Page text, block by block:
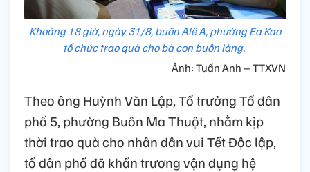
Khoảng 18 giờ, ngày 31/8, buôn Alê A, phường Ea Kao
tổ chức trao quà cho bà con buôn làng.
Ảnh: Tuấn Anh – TTXVN
Theo ông Huỳnh Văn Lập, Tổ trưởng Tổ dân
phố 5, phường Buôn Ma Thuột, nhằm kịp
thời trao quà cho nhân dân vui Tết Độc lập,
tổ dân phố đã khẩn trương vận dụng hệ